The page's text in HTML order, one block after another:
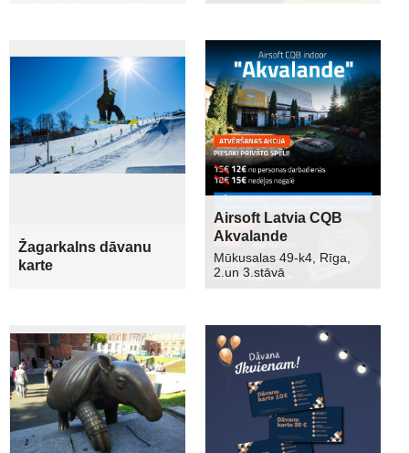
Žagarkalns dāvanu
karte
Airsoft Latvia CQB
Akvalande
Mūkusalas 49-k4, Rīga,
2.un 3.stāvā